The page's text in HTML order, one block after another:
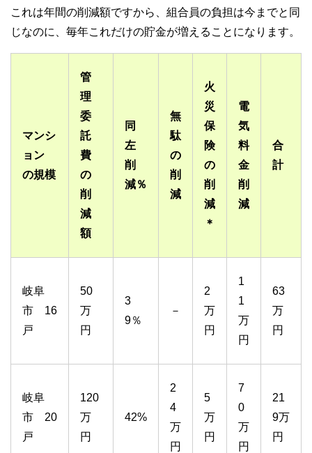
これは年間の削減額ですから、組合員の負担は今までと同
じなのに、毎年これだけの貯金が増えることになります。
マンシ
ョン
の規模
管
理
委
託
費
の
削
減
額
同
左
削
減％
無
駄
の
削
減
火
災
保
険
の
削
減
＊
電
気
料
金
削
減
合
計
岐阜
市 16
戸
50
万
円
3
9％
－
2
万
円
1
1
万
円
63
万
円
岐阜
市 20
戸
120
万
円
42%
2
4
万
円
5
万
円
7
0
万
円
21
9万
円